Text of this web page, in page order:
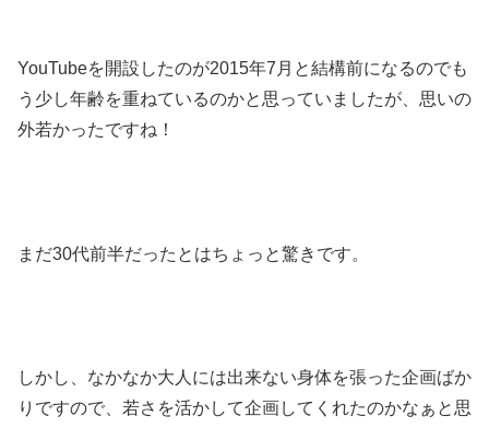
YouTubeを開設したのが2015年7月と結構前になるのでも
う少し年齢を重ねているのかと思っていましたが、思いの
外若かったですね！
まだ30代前半だったとはちょっと驚きです。
しかし、なかなか大人には出来ない身体を張った企画ばか
りですので、若さを活かして企画してくれたのかなぁと思